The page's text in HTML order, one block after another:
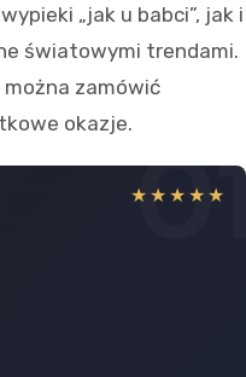
„jak u babci”, jak i
światowymi trendami.
zamówić
okazje.
★★★★★